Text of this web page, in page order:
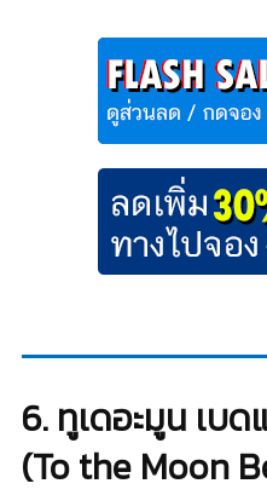
6. ทูเดอะมูน เบ
(To the Moon